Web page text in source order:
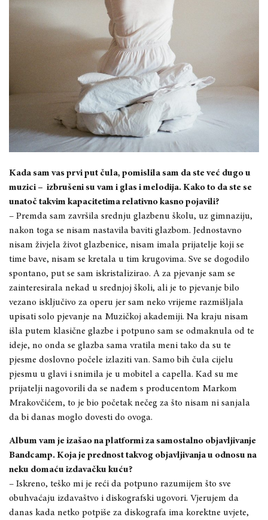
Kada sam vas prvi put čula, pomislila sam da ste već dugo u
muzici – izbrušeni su vam i glas i melodija. Kako to da ste se
unatoč takvim kapacitetima relativno kasno pojavili?
– Premda sam završila srednju glazbenu školu, uz gimnaziju,
nakon toga se nisam nastavila baviti glazbom. Jednostavno
nisam živjela život glazbenice, nisam imala prijatelje koji se
time bave, nisam se kretala u tim krugovima. Sve se dogodilo
spontano, put se sam iskristalizirao. A za pjevanje sam se
zainteresirala nekad u srednjoj školi, ali je to pjevanje bilo
vezano isključivo za operu jer sam neko vrijeme razmišljala
upisati solo pjevanje na Muzičkoj akademiji. Na kraju nisam
išla putem klasične glazbe i potpuno sam se odmaknula od te
ideje, no onda se glazba sama vratila meni tako da su te
pjesme doslovno počele izlaziti van. Samo bih čula cijelu
pjesmu u glavi i snimila je u mobitel a capella. Kad su me
prijatelji nagovorili da se nađem s producentom Markom
Mrakovčićem, to je bio početak nečeg za što nisam ni sanjala
da bi danas moglo dovesti do ovoga.
Album vam je izašao na platformi za samostalno objavljivanje
Bandcamp. Koja je prednost takvog objavljivanja u odnosu na
neku domaću izdavačku kuću?
– Iskreno, teško mi je reći da potpuno razumijem što sve
obuhvaćaju izdavaštvo i diskografski ugovori. Vjerujem da
danas kada netko potpiše za diskografa ima korektne uvjete,